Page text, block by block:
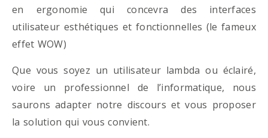
en ergonomie qui concevra des interfaces
utilisateur esthétiques et fonctionnelles (le fameux
effet WOW)
Que vous soyez un utilisateur lambda ou éclairé,
voire un professionnel de l’informatique, nous
saurons adapter notre discours et vous proposer
la solution qui vous convient.